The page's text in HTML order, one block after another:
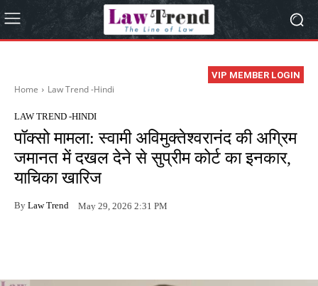
VIP MEMBER LOGIN
Home Law Trend -Hindi
LAW TREND -HINDI
पॉक्सो मामला: स्वामी अविमुक्तेश्वरानंद की अग्रिम
जमानत में दखल देने से सुप्रीम कोर्ट का इनकार,
याचिका खारिज
By Law Trend May 29, 2026 2:31 PM